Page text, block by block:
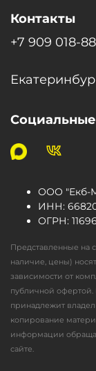
Контакты
+7 909 018-
ООО "Екб-
ИНН:
ОГРН:
Представленные на
наличие, цены)
зависимости от
публичной офертой.
принадлежит
копирование
информации
сайте.